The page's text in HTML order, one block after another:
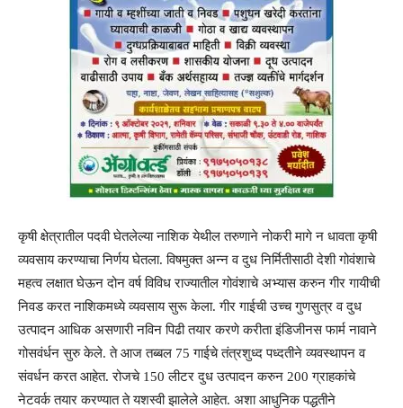
कृषी क्षेत्रातील पदवी घेतलेल्या नाशिक येथील तरुणाने नोकरी मागे न धावता कृषी
व्यवसाय करण्याचा निर्णय घेतला. विषमुक्त अन्न व दुध निर्मितीसाठी देशी गोवंशाचे
महत्व लक्षात घेऊन दोन वर्ष विविध राज्यातील गोवंशाचे अभ्यास करुन गीर गायीची
निवड करत नाशिकमध्ये व्यवसाय सुरू केला. गीर गाईची उच्च गुणसुत्र व दुध
उत्पादन आधिक असणारी नविन पिढी तयार करणे करीता इंडिजीनस फार्म नावाने
गोसवंर्धन सुरु केले. ते आज तब्बल 75 गाईचे तंत्रशुध्द पध्दतीने व्यवस्थापन व
संवर्धन करत आहेत. रोजचे 150 लीटर दुध उत्पादन करुन 200 ग्राहकांचे
नेटवर्क तयार करण्यात ते यशस्वी झालेले आहेत. अशा आधुनिक पद्धतीने